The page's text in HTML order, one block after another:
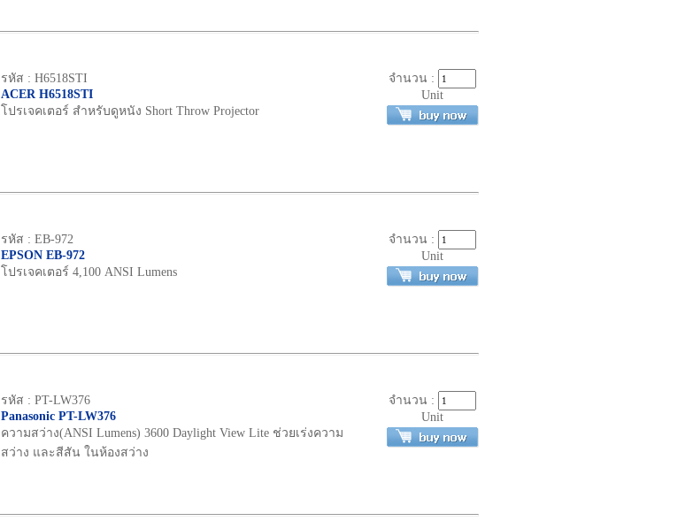
รหัส : H6518STI
ACER H6518STI
โปรเจคเตอร์ สำหรับดูหนัง Short Throw Projector
จำนวน :
Unit
รหัส : EB-972
EPSON EB-972
โปรเจคเตอร์ 4,100 ANSI Lumens
จำนวน :
Unit
รหัส : PT-LW376
Panasonic PT-LW376
ความสว่าง(ANSI Lumens) 3600 Daylight View Lite ช่วยเร่งความ
สว่าง และสีสัน ในห้องสว่าง
จำนวน :
Unit